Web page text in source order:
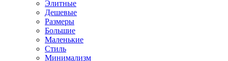
Элитные
Дешевые
Размеры
Большие
Маленькие
Стиль
Минимализм